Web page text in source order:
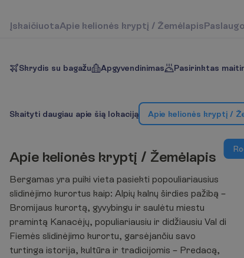
ĮskaičiuotaApie kelionės kryptį / ŽemėlapisPaslaugo
Skrydis su bagažu Apgyvendinimas Pasirinktas
Skaityti daugiau apie šią lokaciją Apie kelionės kryptį / Ž
Apie kelionės kryptį / Žemėlapis
Bergamas yra puiki vieta pasiekti popouliariausius
slidinėjimo kurortus kaip: Alpių kalnų širdies pažibą –
Bromijaus kurortą, gyvybingu ir saulėtu miestu
pramintą Kanacėjų, populiariausiu ir didžiausiu Val di
Fiemės slidinėjimo kurortu, garsėjančiu savo
turtinga istorija, kultūra ir tradicijomis – Predacą,
Ro